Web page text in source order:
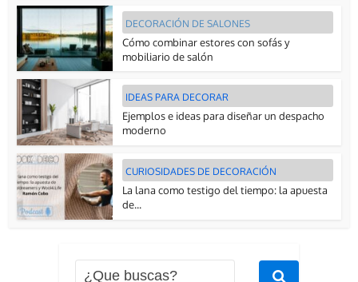
DECORACIÓN DE SALONES
Cómo combinar estores con sofás y
mobiliario de salón
IDEAS PARA DECORAR
Ejemplos e ideas para diseñar un despacho
moderno
CURIOSIDADES DE DECORACIÓN
La lana como testigo del tiempo: la apuesta
de...